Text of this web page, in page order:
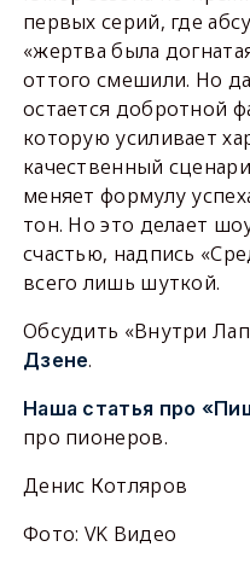
первых серий, где
«жертва была
оттого смешили. Но
остается добротной
которую усиливает
качественный
меняет формулу
тон. Но это делает
счастью, надпись
всего лишь шуткой.
Обсудить «Внутри
Дзене.
Наша статья про
про пионеров.
Денис Котляров
Фото: VK Видео